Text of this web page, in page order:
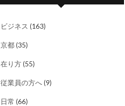
ビジネス (163)
京都 (35)
在り方 (55)
従業員の方へ (9)
日常 (66)